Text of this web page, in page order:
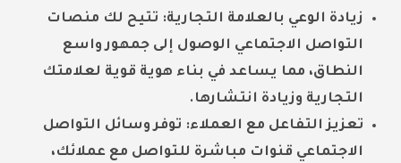
زيادة الوعي بالعلامة التجارية: تتيح لك منصات
التواصل الاجتماعي الوصول إلى جمهور واسع
النطاق، مما يساعد في بناء هوية قوية لعلامتك
التجارية وزيادة انتشارها.
تعزيز التفاعل مع العملاء: توفر وسائل التواصل
الاجتماعي قنوات مباشرة للتواصل مع عملائك،